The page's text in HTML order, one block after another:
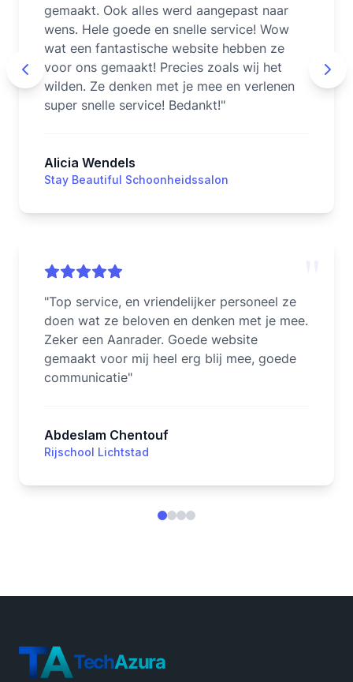
gemaakt. Ook alles werd aangepast naar
wens. Hele goede en snelle service! Wow
wat een fantastische website hebben ze
voor ons gemaakt! Precies zoals wij het
wilden. Ze denken met je mee en verlenen
super snelle service! Bedankt!"
Alicia Wendels
Stay Beautiful Schoonheidssalon
"Top service, en vriendelijker personeel ze
doen wat ze beloven en denken met je mee.
Zeker een Aanrader. Goede website
gemaakt voor mij heel erg blij mee, goede
communicatie"
Abdeslam Chentouf
Rijschool Lichtstad
TechAzura